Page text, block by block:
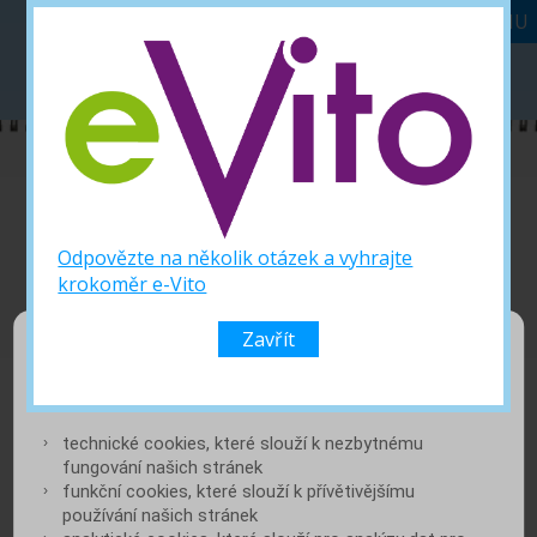
Deník diabetika
MENU
ŽIVOT S DIABETEM
PORADNA LÉKAŘE
SOUTĚŽ
PŘIHLÁSIT SE
ŠEST TIPŮ, JAK SI ZVYKNOUT NA
NOVÉ LÉKY
Odpovězte na několik otázek a vyhrajte
krokoměr e-Vito
Zavřít
Využíváme soubory cookies
Pro provoz služby využíváme tyto soubory cookies:
technické cookies, které slouží k nezbytnému
fungování našich stránek
funkční cookies, které slouží k přívětivějšímu
používání našich stránek